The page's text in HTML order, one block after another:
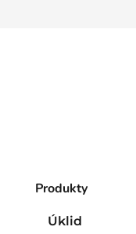
Produkty
Úklid